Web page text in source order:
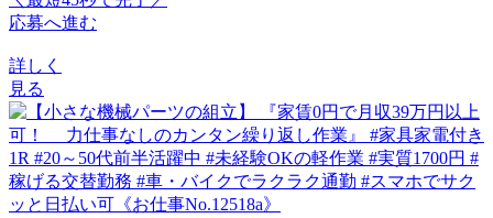
応募へ進む
詳しく
見る